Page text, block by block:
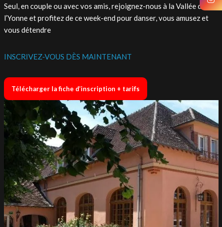
Seul, en couple ou avec vos amis, rejoignez-nous à la Vallée de
l’Yonne et profitez de ce week-end pour danser, vous amusez et
vous détendre
INSCRIVEZ-VOUS DÈS MAINTENANT
Télécharger la fiche d’inscription + tarifs